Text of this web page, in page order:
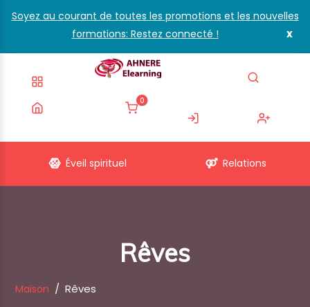
Soyez au courant de toutes les promotions et les nouvelles
formations: Restez connecté !
x
0
Categories
Éveil spirituel Relations
Rêves
Maison Rêves